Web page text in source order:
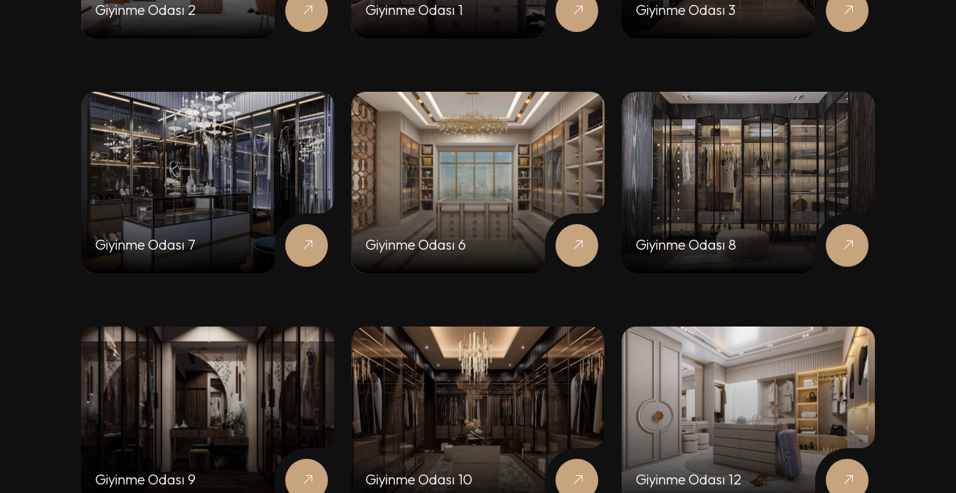
Giyinme Odası 2 Giyinme Odası 1 Giyinme Odası 3
Giyinme Odası 7 Giyinme Odası 6 Giyinme Odası 8
Giyinme Odası 9 Giyinme Odası 10 Giyinme Odası 12